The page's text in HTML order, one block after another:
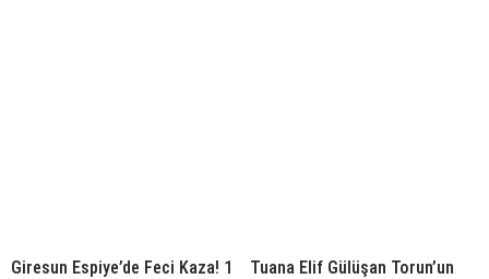
Giresun Espiye’de Feci Kaza! 1
Tuana Elif Gülüşan Torun’un